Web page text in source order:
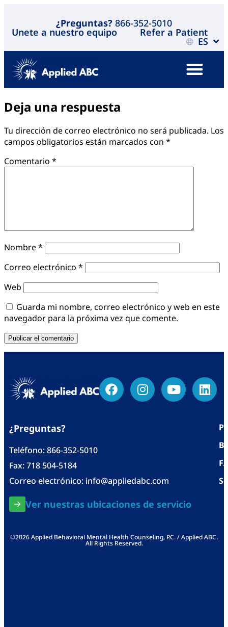
¿Preguntas? 866-352-5010
Unete a nuestro equipo Refer a Patient
ES
Deja una respuesta
Tu dirección de correo electrónico no será publicada. Los
campos obligatorios están marcados con *
Comentario *
Nombre*
Correo electrónico *
Web
Guarda mi nombre, correo electrónico y web en este
navegador para la próxima vez que comente.
¿Preguntas?
Teléfono:866-352-5010
Fax: 718 504-5184
Correo electrónico: info@appliedabc.com
Ver nuestras ubicaciones de servicio
©2026 Applied Behavioral Mental Health Counseling, P.C. / Applied ABC.
All Rights Reserved.